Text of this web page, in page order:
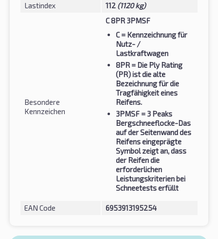
Lastindex
112 (1120 kg)
Besondere
Kennzeichen
C 8PR 3PMSF
C = Kennzeichnung für
Nutz- /
Lastkraftwagen
8PR = Die Ply Rating
(PR) ist die alte
Bezeichnung für die
Tragfähigkeit eines
Reifens.
3PMSF = 3 Peaks
Bergschneeflocke-Das
auf der Seitenwand des
Reifens eingeprägte
Symbol zeigt an, dass
der Reifen die
erforderlichen
Leistungskriterien bei
Schneetests erfüllt
EAN Code 6953913195254